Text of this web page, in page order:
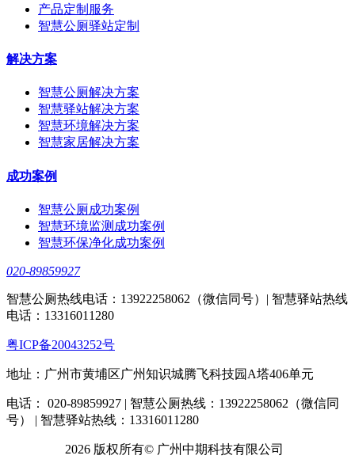
产品定制服务
智慧公厕驿站定制
解决方案
智慧公厕解决方案
智慧驿站解决方案
智慧环境解决方案
智慧家居解决方案
成功案例
智慧公厕成功案例
智慧环境监测成功案例
智慧环保净化成功案例
020-89859927
智慧公厕热线电话：13922258062（微信同号）| 智慧驿站热线
电话：13316011280
粤ICP备20043252号
地址：广州市黄埔区广州知识城腾飞科技园A塔406单元
电话： 020-89859927 | 智慧公厕热线：13922258062（微信同
号） | 智慧驿站热线：13316011280
2026 版权所有© 广州中期科技有限公司